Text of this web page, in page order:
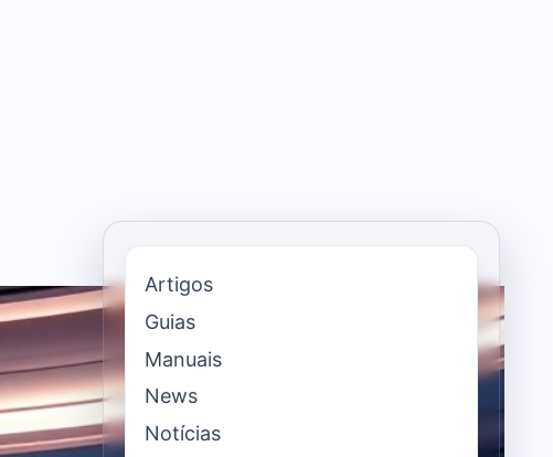
Artigos
Guias
Manuais
News
Notícias